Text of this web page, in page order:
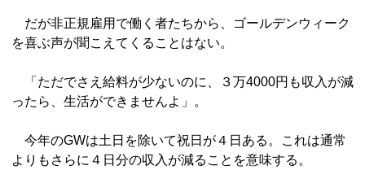
だが非正規雇用で働く者たちから、ゴールデンウィーク
を喜ぶ声が聞こえてくることはない。
「ただでさえ給料が少ないのに、３万4000円も収入が減
ったら、生活ができませんよ」。
今年のGWは土日を除いて祝日が４日ある。これは通常
よりもさらに４日分の収入が減ることを意味する。